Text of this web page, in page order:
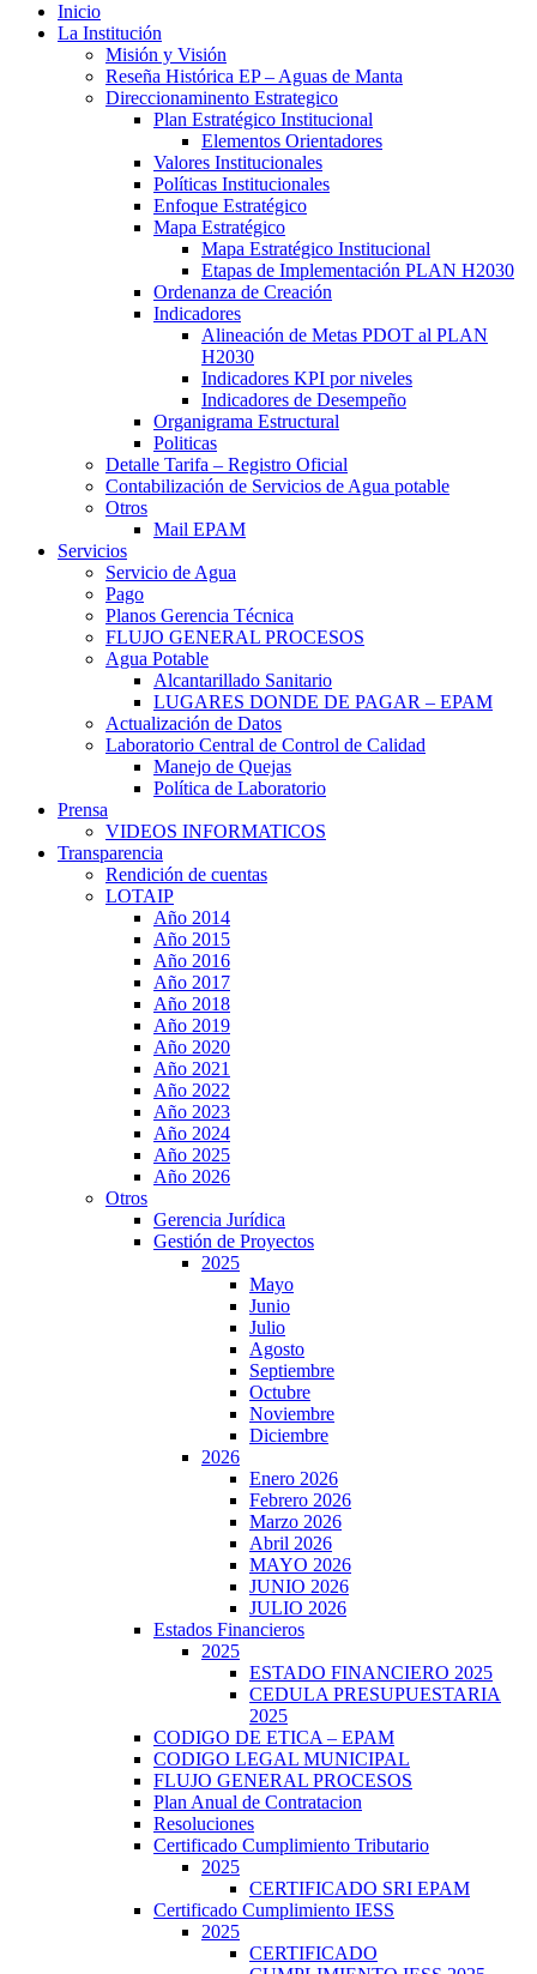
Inicio
La Institución
Misión y Visión
Reseña Histórica EP – Aguas de Manta
Direccionaminento Estrategico
Plan Estratégico Institucional
Elementos Orientadores
Valores Institucionales
Políticas Institucionales
Enfoque Estratégico
Mapa Estratégico
Mapa Estratégico Institucional
Etapas de Implementación PLAN H2030
Ordenanza de Creación
Indicadores
Alineación de Metas PDOT al PLAN
H2030
Indicadores KPI por niveles
Indicadores de Desempeño
Organigrama Estructural
Politicas
Detalle Tarifa – Registro Oficial
Contabilización de Servicios de Agua potable
Otros
Mail EPAM
Servicios
Servicio de Agua
Pago
Planos Gerencia Técnica
FLUJO GENERAL PROCESOS
Agua Potable
Alcantarillado Sanitario
LUGARES DONDE DE PAGAR – EPAM
Actualización de Datos
Laboratorio Central de Control de Calidad
Manejo de Quejas
Política de Laboratorio
Prensa
VIDEOS INFORMATICOS
Transparencia
Rendición de cuentas
LOTAIP
Año 2014
Año 2015
Año 2016
Año 2017
Año 2018
Año 2019
Año 2020
Año 2021
Año 2022
Año 2023
Año 2024
Año 2025
Año 2026
Otros
Gerencia Jurídica
Gestión de Proyectos
2025
Mayo
Junio
Julio
Agosto
Septiembre
Octubre
Noviembre
Diciembre
2026
Enero 2026
Febrero 2026
Marzo 2026
Abril 2026
MAYO 2026
JUNIO 2026
JULIO 2026
Estados Financieros
2025
ESTADO FINANCIERO 2025
CEDULA PRESUPUESTARIA
2025
CODIGO DE ETICA – EPAM
CODIGO LEGAL MUNICIPAL
FLUJO GENERAL PROCESOS
Plan Anual de Contratacion
Resoluciones
Certificado Cumplimiento Tributario
2025
CERTIFICADO SRI EPAM
Certificado Cumplimiento IESS
2025
CERTIFICADO